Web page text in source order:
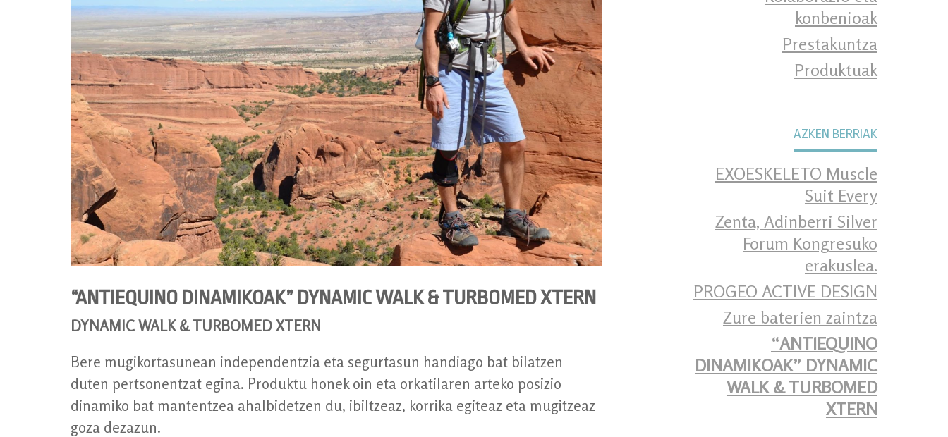
“ANTIEQUINO DINAMIKOAK” DYNAMIC WALK & TURBOMED XTERN
DYNAMIC WALK & TURBOMED XTERN
Bere mugikortasunean independentzia eta segurtasun handiago bat bilatzen
duten pertsonentzat egina. Produktu honek oin eta orkatilaren arteko posizio
dinamiko bat mantentzea ahalbidetzen du, ibiltzeaz, korrika egiteaz eta mugitzeaz
goza dezazun.
konbenioak
Prestakuntza
Produktuak
AZKEN BERRIAK
EXOESKELETO Muscle
Suit Every
Zenta, Adinberri Silver
Forum Kongresuko
erakuslea.
PROGEO ACTIVE DESIGN
Zure baterien zaintza
“ANTIEQUINO
DINAMIKOAK” DYNAMIC
WALK & TURBOMED
XTERN